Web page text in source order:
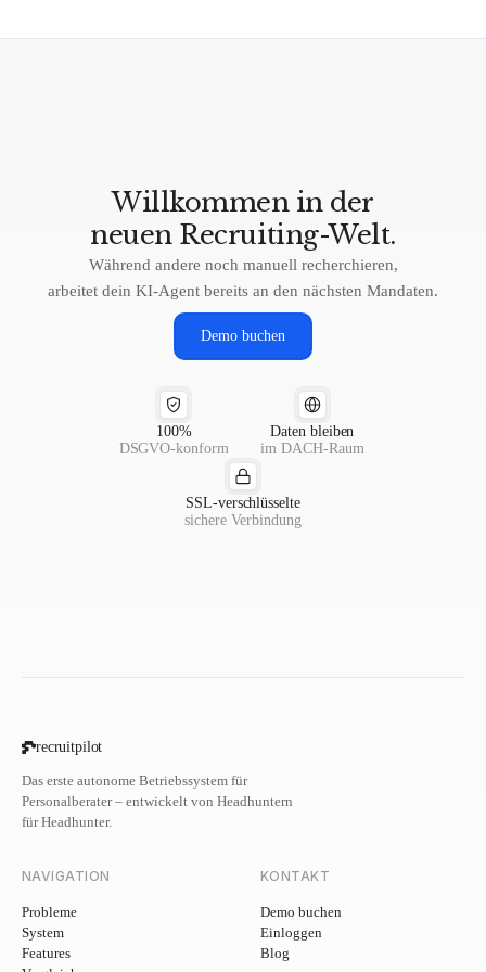
Willkommen in der
neuen Recruiting-Welt.
Während andere noch manuell recherchieren,
arbeitet dein KI-Agent bereits an den nächsten Mandaten.
Demo buchen
100%
DSGVO-konform
Daten bleiben
im DACH-Raum
SSL-verschlüsselte
sichere Verbindung
recruitpilot
Das erste autonome Betriebssystem für
Personalberater – entwickelt von Headhuntern
für Headhunter.
NAVIGATION
Probleme
System
Features
KONTAKT
Demo buchen
Einloggen
Blog